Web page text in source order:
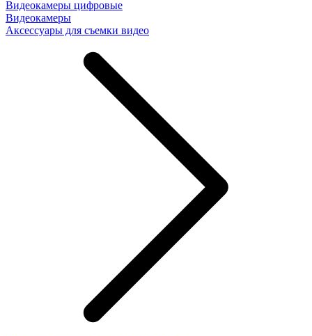
Видеокамеры цифровые
Видеокамеры
Аксессуары для съемки видео